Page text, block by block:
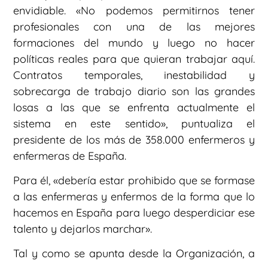
envidiable. «No podemos permitirnos tener
profesionales con una de las mejores
formaciones del mundo y luego no hacer
políticas reales para que quieran trabajar aquí.
Contratos temporales, inestabilidad y
sobrecarga de trabajo diario son las grandes
losas a las que se enfrenta actualmente el
sistema en este sentido», puntualiza el
presidente de los más de 358.000 enfermeros y
enfermeras de España.
Para él, «debería estar prohibido que se formase
a las enfermeras y enfermos de la forma que lo
hacemos en España para luego desperdiciar ese
talento y dejarlos marchar».
Tal y como se apunta desde la Organización, a